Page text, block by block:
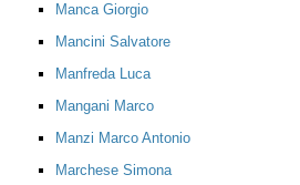
Manca Giorgio
Mancini Salvatore
Manfreda Luca
Mangani Marco
Manzi Marco Antonio
Marchese Simona